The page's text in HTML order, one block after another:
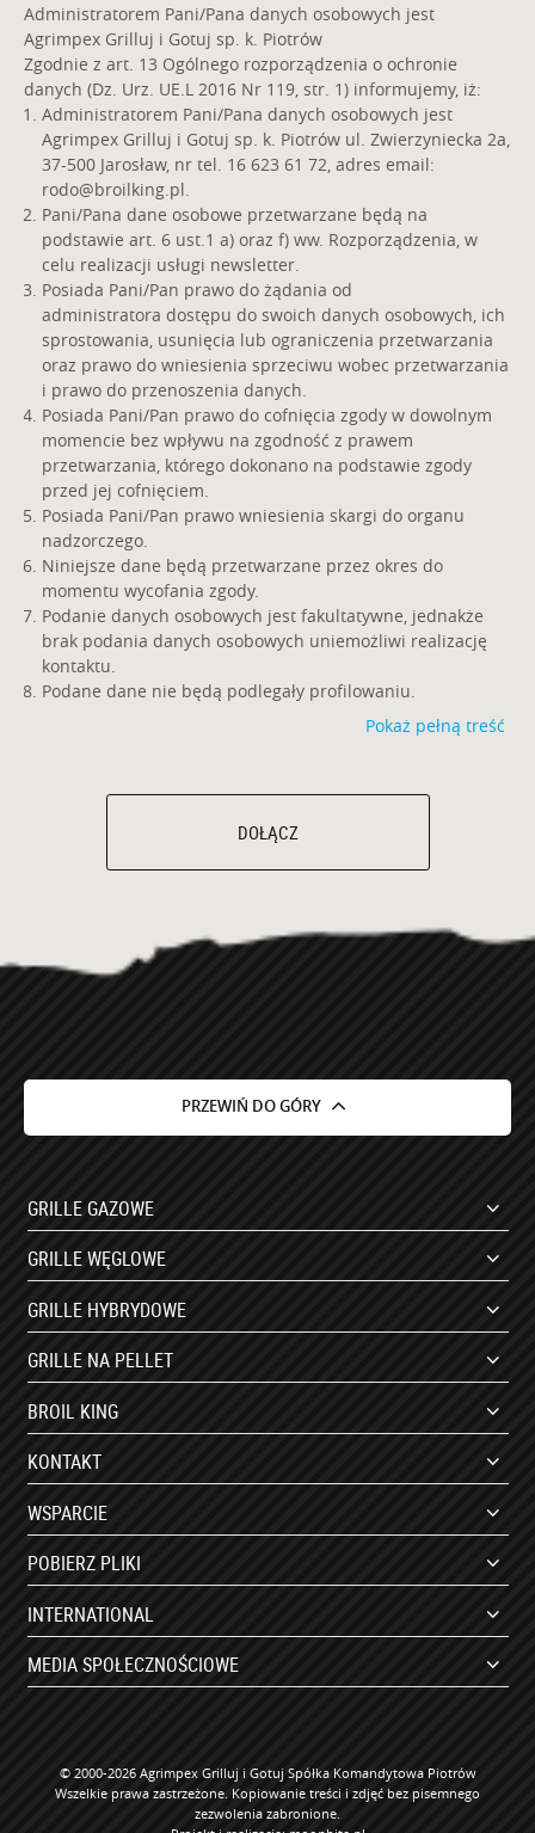
Administratorem Pani/Pana danych osobowych jest
Agrimpex Grilluj i Gotuj sp. k. Piotrów
Zgodnie z art. 13 Ogólnego rozporządzenia o ochronie
danych (Dz. Urz. UE.L 2016 Nr 119, str. 1) informujemy, iż:
Administratorem Pani/Pana danych osobowych jest
Agrimpex Grilluj i Gotuj sp. k. Piotrów ul. Zwierzyniecka 2a,
37-500 Jarosław, nr tel. 16 623 61 72, adres email:
rodo@broilking.pl.
Pani/Pana dane osobowe przetwarzane będą na
podstawie art. 6 ust.1 a) oraz f) ww. Rozporządzenia, w
celu realizacji usługi newsletter.
Posiada Pani/Pan prawo do żądania od
administratora dostępu do swoich danych osobowych, ich
sprostowania, usunięcia lub ograniczenia przetwarzania
oraz prawo do wniesienia sprzeciwu wobec przetwarzania
i prawo do przenoszenia danych.
Posiada Pani/Pan prawo do cofnięcia zgody w dowolnym
momencie bez wpływu na zgodność z prawem
przetwarzania, którego dokonano na podstawie zgody
przed jej cofnięciem.
Posiada Pani/Pan prawo wniesienia skargi do organu
nadzorczego.
Niniejsze dane będą przetwarzane przez okres do
momentu wycofania zgody.
Podanie danych osobowych jest fakultatywne, jednakże
brak podania danych osobowych uniemożliwi realizację
kontaktu.
Podane dane nie będą podlegały profilowaniu.
Pokaż pełną treść
DOŁĄCZ
PRZEWIŃ DO GÓRY
GRILLE GAZOWE
GRILLE WĘGLOWE
GRILLE HYBRYDOWE
GRILLE NA PELLET
BROIL KING
KONTAKT
WSPARCIE
POBIERZ PLIKI
INTERNATIONAL
MEDIA SPOŁECZNOŚCIOWE
© 2000-2026 Agrimpex Grilluj i Gotuj Spółka Komandytowa Piotrów
Wszelkie prawa zastrzeżone. Kopiowanie treści i zdjęć bez pisemnego
zezwolenia zabronione.